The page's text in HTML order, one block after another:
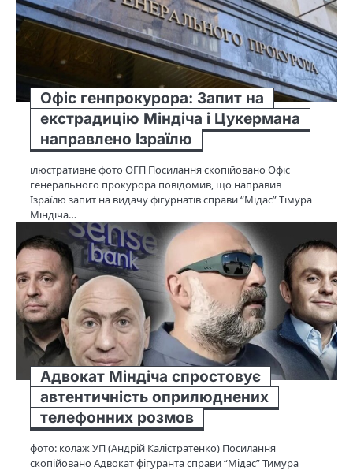
Офіс генпрокурора: Запит на
екстрадицію Міндіча і Цукермана
направлено Ізраїлю
ілюстративне фото ОГП Посилання скопійовано Офіс
генерального прокурора повідомив, що направив
Ізраїлю запит на видачу фігурнатів справи “Мідас” Тімура
Міндіча…
Адвокат Міндіча спростовує
автентичність оприлюднених
телефонних розмов
фото: колаж УП (Андрій Калістратенко) Посилання
скопійовано Адвокат фігуранта справи “Мідас” Тимура